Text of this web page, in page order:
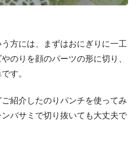
方には、まずはおにぎりに一工
のりを顔のパーツの形に切り、
す。
紹介したのりパンチを使ってみ
バサミで切り抜いても大丈夫で